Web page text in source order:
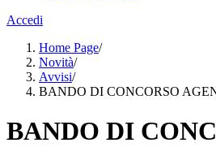
Accedi
Home Page/
Novità/
Avvisi/
BANDO DI CONCORSO
BANDO DI